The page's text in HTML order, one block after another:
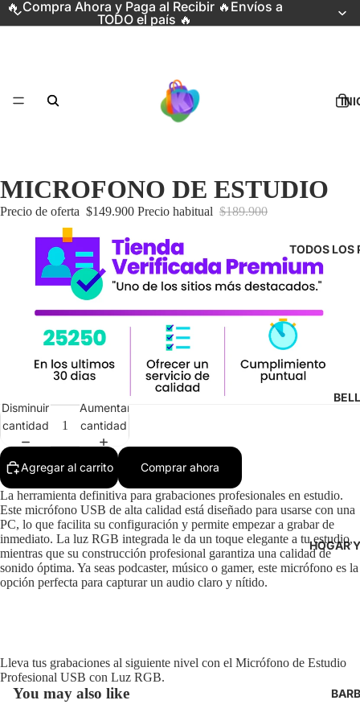
🔥 Compra Ahora y Paga al Recibir 🔥Envíos a
TODO el país 🔥
TODOS LOS
HOGAR
MICROFONO DE ESTUDIO
Precio de oferta $149.900 Precio habitual $189.900
Disminuir
cantidad
Aumentar
cantidad
Agregar al carrito Comprar ahora
La herramienta definitiva para grabaciones profesionales en estudio.
Este micrófono USB de alta calidad está diseñado para usarse con una
PC, lo que facilita su configuración y permite empezar a grabar de
inmediato. La luz RGB integrada le da un toque elegante a tu estudio,
mientras que su construcción profesional garantiza una calidad de
sonido óptima. Ya seas podcaster, músico o gamer, este micrófono es la
opción perfecta para capturar un audio claro y nítido.
Lleva tus grabaciones al siguiente nivel con el Micrófono de Estudio
Profesional USB con Luz RGB.
You may also like
Política de privacidad
Términos del servicio